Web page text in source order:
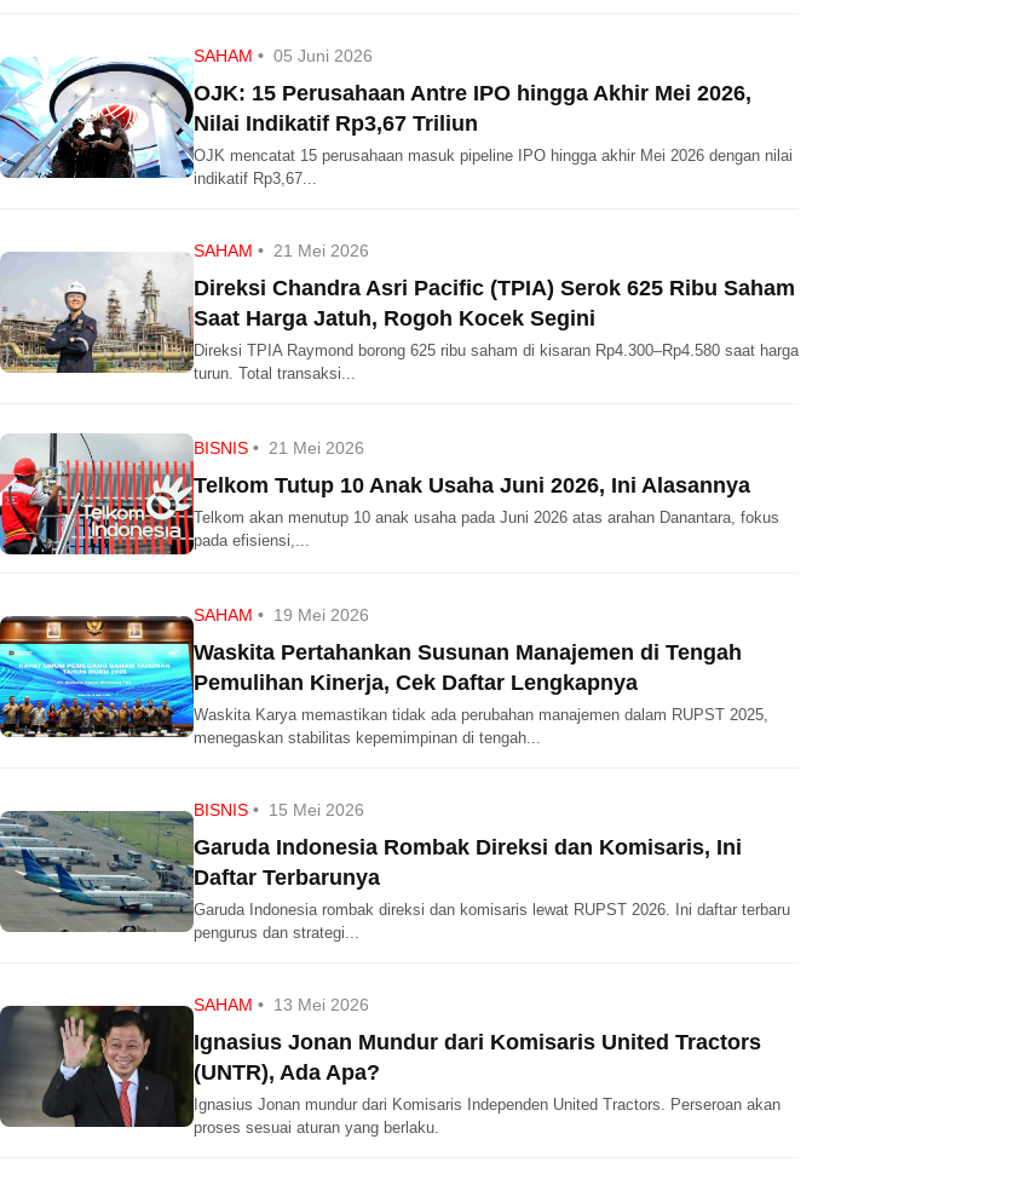
SAHAM • 05 Juni 2026
OJK: 15 Perusahaan Antre IPO hingga Akhir Mei 2026,
Nilai Indikatif Rp3,67 Triliun
OJK mencatat 15 perusahaan masuk pipeline IPO hingga akhir Mei 2026 dengan nilai
indikatif Rp3,67...
SAHAM • 21 Mei 2026
Direksi Chandra Asri Pacific (TPIA) Serok 625 Ribu Saham
Saat Harga Jatuh, Rogoh Kocek Segini
Direksi TPIA Raymond borong 625 ribu saham di kisaran Rp4.300–Rp4.580 saat harga
turun. Total transaksi...
BISNIS • 21 Mei 2026
Telkom Tutup 10 Anak Usaha Juni 2026, Ini Alasannya
Telkom akan menutup 10 anak usaha pada Juni 2026 atas arahan Danantara, fokus
pada efisiensi,...
SAHAM • 19 Mei 2026
Waskita Pertahankan Susunan Manajemen di Tengah
Pemulihan Kinerja, Cek Daftar Lengkapnya
Waskita Karya memastikan tidak ada perubahan manajemen dalam RUPST 2025,
menegaskan stabilitas kepemimpinan di tengah...
BISNIS • 15 Mei 2026
Garuda Indonesia Rombak Direksi dan Komisaris, Ini
Daftar Terbarunya
Garuda Indonesia rombak direksi dan komisaris lewat RUPST 2026. Ini daftar terbaru
pengurus dan strategi...
SAHAM • 13 Mei 2026
Ignasius Jonan Mundur dari Komisaris United Tractors
(UNTR), Ada Apa?
Ignasius Jonan mundur dari Komisaris Independen United Tractors. Perseroan akan
proses sesuai aturan yang berlaku.